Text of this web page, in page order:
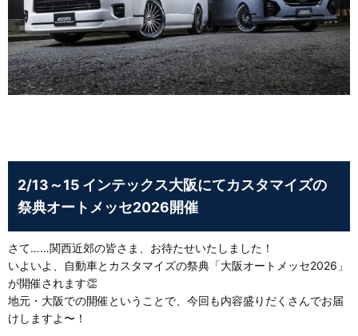
2/13～15 インテックス大阪にてカスタマイズの
祭典オートメッセ2026開催
さて……関西近郊の皆さま、お待たせいたしました！
いよいよ、自動車とカスタマイズの祭典「大阪オートメッセ2026」
が開催されます👏
地元・大阪での開催ということで、今回も内容盛りだくさんでお届
けしますよ〜！